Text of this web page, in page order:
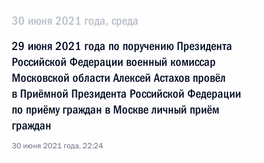
30 июня 2021 года, среда
29 июня 2021 года по поручению Президента
Российской Федерации военный комиссар
Московской области Алексей Астахов провёл
в Приёмной Президента Российской Федерации
по приёму граждан в Москве личный приём
граждан
30 июня 2021 года, 22:24